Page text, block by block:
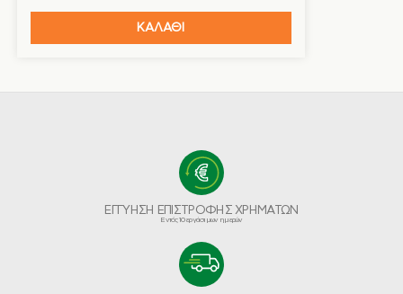
ΚΑΛΑΘΙ
ΕΓΓΥΗΣΗ ΕΠΙΣΤΡΟΦΗΣ ΧΡΗΜΑΤΩΝ
Εντός 10 εργάσιμων ημερών